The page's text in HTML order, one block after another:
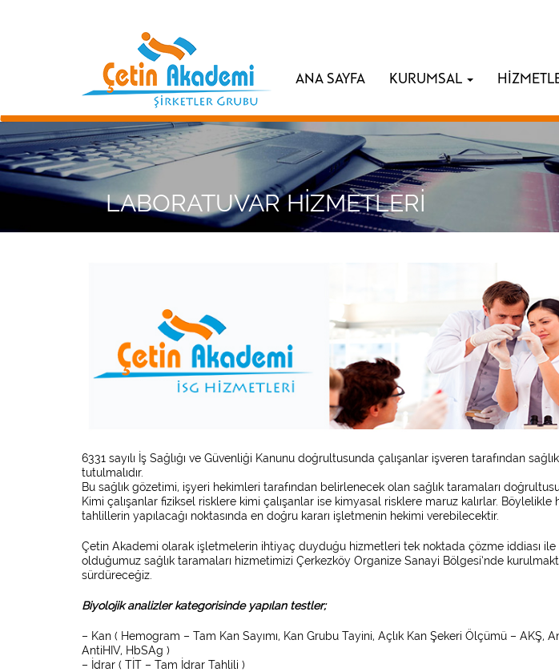
ANA SAYFA KURUMSAL
LABORATUVAR HİZMETLERİ
6331 sayılı İş Sağlığı ve Güvenliği Kanunu doğrultusunda çalışanlar işveren tarafından
tutulmalıdır.
Bu sağlık gözetimi, işyeri hekimleri tarafından belirlenecek olan sağlık taramaları
Kimi çalışanlar fiziksel risklere kimi çalışanlar ise kimyasal risklere maruz kalırlar. Böylelikle
tahlillerin yapılacağı noktasında en doğru kararı işletmenin hekimi verebilecektir.
Çetin Akademi olarak işletmelerin ihtiyaç duyduğu hizmetleri tek noktada çözme iddiası
olduğumuz sağlık taramaları hizmetimizi Çerkezköy Organize Sanayi Bölgesi’nde
sürdüreceğiz.
Biyolojik analizler kategorisinde yapılan testler;
– Kan ( Hemogram – Tam Kan Sayımı, Kan Grubu Tayini, Açlık Kan Şekeri Ölçümü – AKŞ,
AntiHIV, HbSAg )
– İdrar ( TİT – Tam İdrar Tahlili )